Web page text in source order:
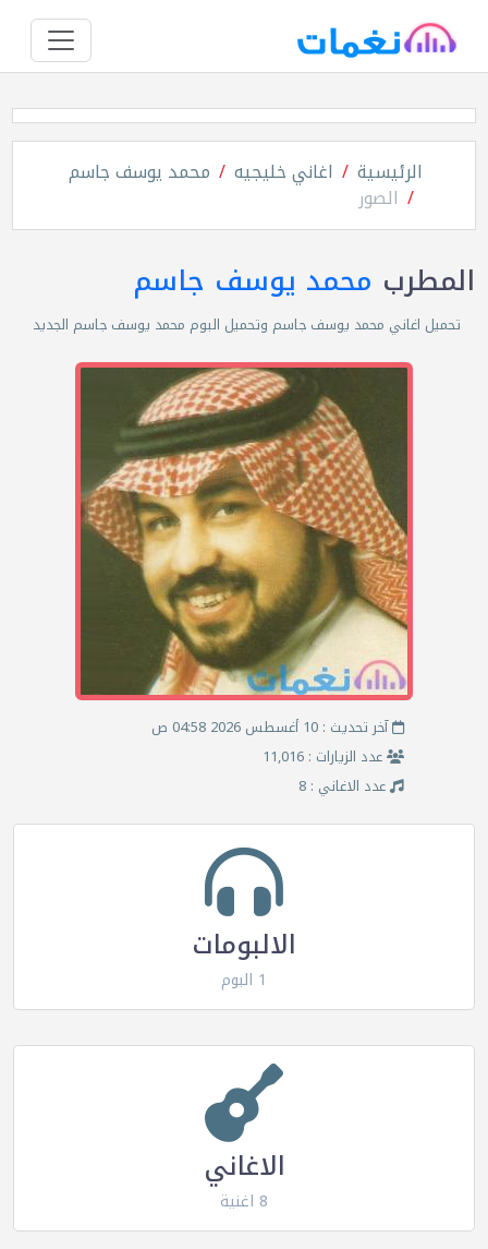
الرئيسية اغاني خليجيه محمد يوسف جاسم
الصور
المطرب محمد يوسف جاسم
تحميل اغاني محمد يوسف جاسم وتحميل البوم محمد يوسف جاسم الجديد
آخر تحديث : 10 أغسطس 2026 04:58 ص
عدد الزيارات : 11,016
عدد الاغاني : 8
الالبومات
1 البوم
الاغاني
8 اغنية